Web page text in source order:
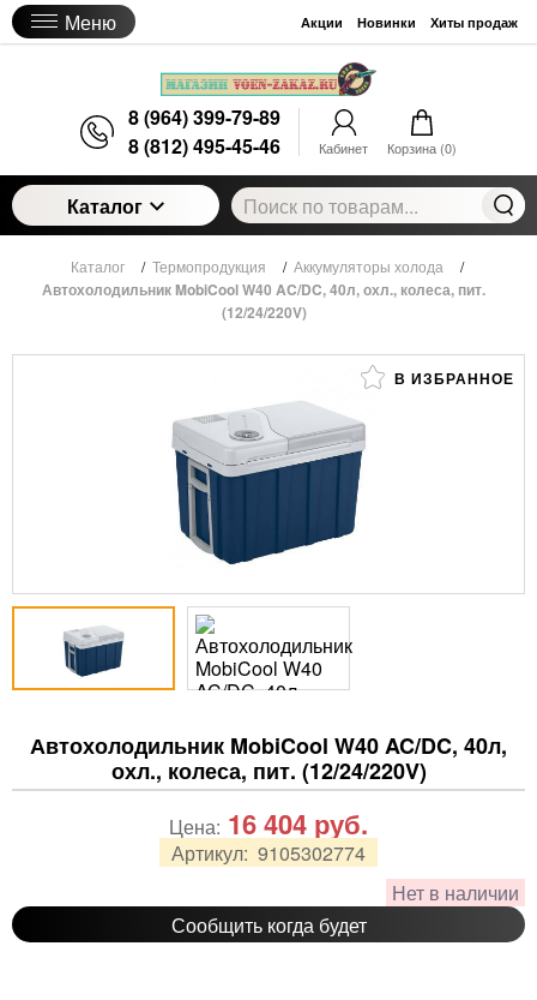
Меню Акции Новинки Хиты продаж
8 (964) 399-79-89
8 (812) 495-45-46
Кабинет Корзина (0)
Каталог
Каталог / Термопродукция / Аккумуляторы холода /
Автохолодильник MobiCool W40 AC/DC, 40л, охл., колеса, пит.
(12/24/220V)
В ИЗБРАННОЕ
Автохолодильник MobiCool W40 AC/DC, 40л,
охл., колеса, пит. (12/24/220V)
Артикул: 9105302774
Нет в наличии
Сообщить когда будет
Цена: 16 404 руб.